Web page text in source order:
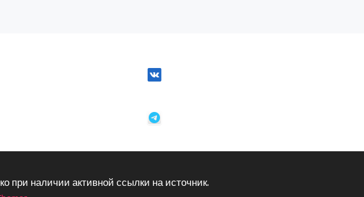
при наличии активной ссылки на источник.